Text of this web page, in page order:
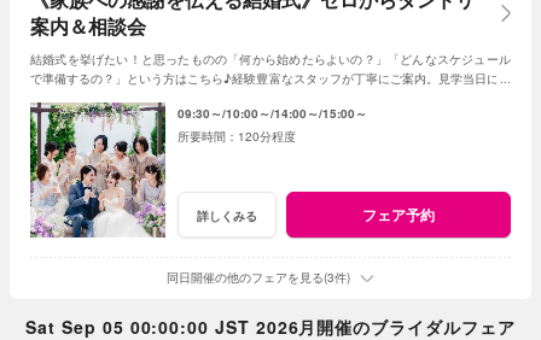
案内＆相談会
結婚式を挙げたい！と思ったものの「何から始めたらよいの？」「どんなスケジュール
で準備するの？」という方はこちら♪経験豊富なスタッフが丁寧にご案内。見学当日に契
09:30～ 10:00～ 14:00～ 15:00～
120分程度
詳しくみる フェア予約
同日開催の他のフェアを見る(3件)
Sat Sep 05 00:00:00 JST 2026月開催のブライダルフェア